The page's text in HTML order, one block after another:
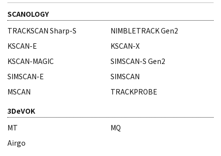
SCANOLOGY
TRACKSCAN Sharp-S
NIMBLETRACK Gen2
KSCAN-E
KSCAN-X
KSCAN-MAGIC
SIMSCAN-S Gen2
SIMSCAN-E
SIMSCAN
MSCAN
TRACKPROBE
3DeVOK
MT
MQ
Airgo